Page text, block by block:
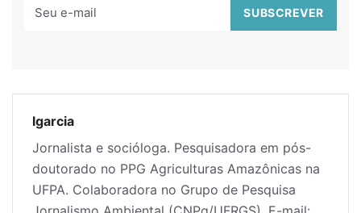
lgarcia
Jornalista e socióloga. Pesquisadora em pós-
doutorado no PPG Agriculturas Amazônicas na
UFPA. Colaboradora no Grupo de Pesquisa